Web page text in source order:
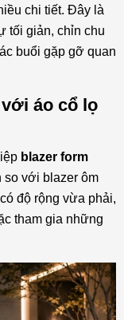
chi tiết. Đây là
tối giản, chỉn chu
buổi gặp gỡ quan
áo cổ lọ
blazer form
so với blazer ôm
độ rộng vừa phải,
tham gia những